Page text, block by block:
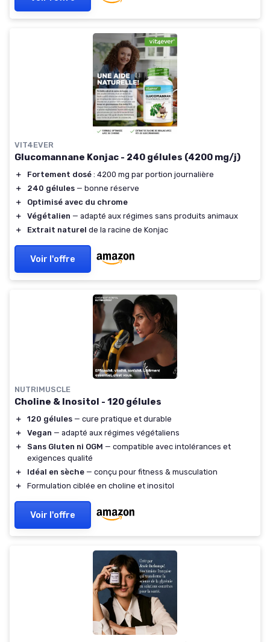
VIT4EVER
Glucomannane Konjac - 240 gélules (4200 mg/j)
＋ Fortement dosé : 4200 mg par portion journalière
＋
240 gélules — bonne réserve
＋
Optimisé avec du chrome
＋
Végétalien — adapté aux régimes sans produits animaux
＋
Extrait naturel de la racine de Konjac
Voir l'offre
NUTRIMUSCLE
Choline & Inositol - 120 gélules
＋ 120 gélules — cure pratique et durable
＋
Vegan — adapté aux régimes végétaliens
＋
Sans Gluten ni OGM — compatible avec intolérances et
exigences qualité
＋
Idéal en sèche — conçu pour fitness & musculation
＋
Formulation ciblée en choline et inositol
Voir l'offre